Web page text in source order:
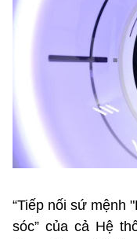
“Tiếp nối sứ mệnh
sóc” của cả Hệ